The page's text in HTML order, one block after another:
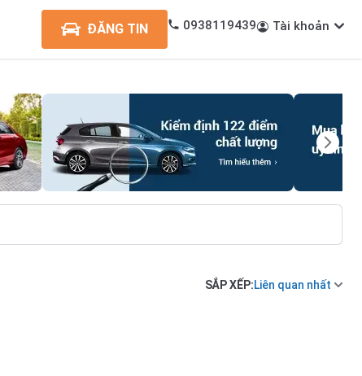
ĐĂNG TIN 0938119439 Tài khoản
SẮP XẾP:Liên quan nhất